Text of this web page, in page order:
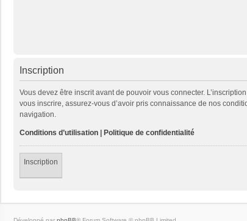
Inscription
Vous devez être inscrit avant de pouvoir vous connecter.
vous inscrire, assurez-vous d’avoir pris connaissance de nos
navigation.
Conditions d’utilisation | Politique de confidentialité
Inscription